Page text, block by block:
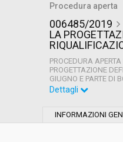
Procedura aperta
006485/2019
LA
PROCEDURA
PROGETTAZIONE
GIUGNO E PARTE DI
Dettagli
INFORMAZIONI